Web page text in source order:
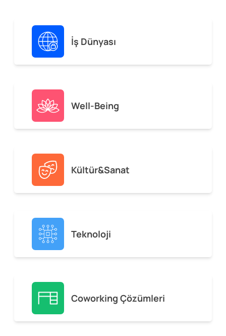
İş Dünyası
Well-Being
Kültür&Sanat
Teknoloji
Coworking Çözümleri